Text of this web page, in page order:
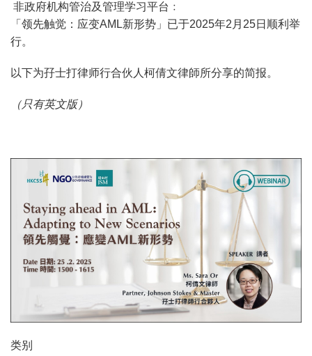
非政府机构管治及管理学习平台﹕
「领先触觉：应变AML新形势」已于2025年2月25日顺利举
行。
以下为孖士打律师行合伙人柯倩文律師所分享的简报。
（只有英文版）
类别